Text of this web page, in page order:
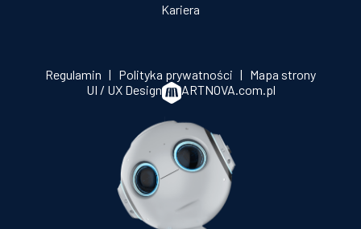
Kariera
Regulamin | Polityka prywatności | Mapa strony
UI / UX Design
ARTNOVA.com.pl